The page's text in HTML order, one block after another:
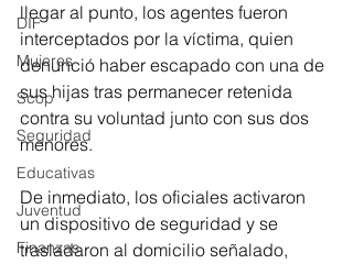
DIF
Mujeres
Scop
Seguridad
Educativas
Juventud
Finanzas
llegar al punto, los agentes fueron
interceptados por la víctima, quien
denunció haber escapado con una de
sus hijas tras permanecer retenida
contra su voluntad junto con sus dos
menores.
De inmediato, los oficiales activaron
un dispositivo de seguridad y se
trasladaron al domicilio señalado,